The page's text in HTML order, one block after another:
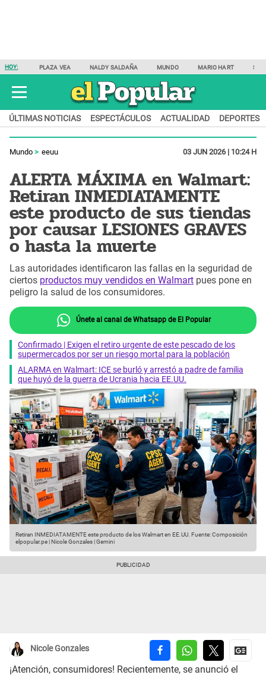
HOY: PLAZA VEA NALDY SALDAÑA MUNDO MARIO HART
ÚLTIMAS NOTICIAS ESPECTÁCULOS ACTUALIDAD DEPORTES
Mundo eeuu 03 JUN 2026 | 10:24 H
ALERTA MÁXIMA en Walmart:
Retiran INMEDIATAMENTE
este producto de sus tiendas
por causar LESIONES GRAVES
o hasta la muerte
Las autoridades identificaron las fallas en la seguridad de
ciertos productos muy vendidos en Walmart pues pone en
peligro la salud de los consumidores.
Únete al canal de Whatsapp de El Popular
Confirmado | Exigen el retiro urgente de este pescado de los
supermercados por ser un riesgo mortal para la población
ALARMA en Walmart: ICE se burló y arrestó a padre de familia
que huyó de la guerra de Ucrania hacia EE.UU.
Retiran INMEDIATAMENTE este producto de los Walmart en EE.UU. Fuente: Composición
elpopular.pe | Nicole Gonzales | Gemini
Nicole Gonzales
¡Atención, consumidores! Recientemente, se anunció el